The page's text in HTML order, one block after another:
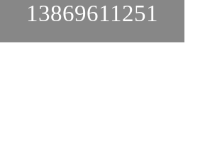
13869611251